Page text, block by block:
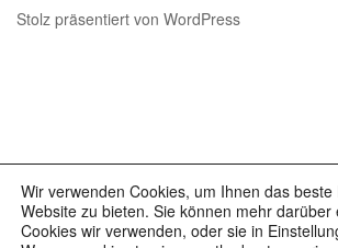
Stolz präsentiert von WordPress
Wir verwenden Cookies, um Ihnen das
Website zu bieten. Sie können mehr darüber
Cookies wir verwenden, oder sie in